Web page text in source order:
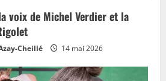
voix de Michel Verdier et la
Cheillé 14 mai 2026